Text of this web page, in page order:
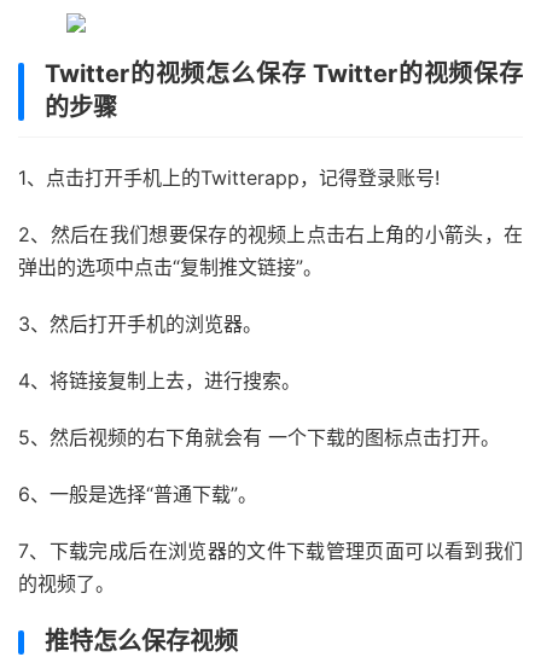
Twitter的视频怎么保存 Twitter的视频保存
的步骤
1、点击打开手机上的Twitterapp，记得登录账号!
2、然后在我们想要保存的视频上点击右上角的小箭头，在
弹出的选项中点击“复制推文链接”。
3、然后打开手机的浏览器。
4、将链接复制上去，进行搜索。
5、然后视频的右下角就会有 一个下载的图标点击打开。
6、一般是选择“普通下载”。
7、下载完成后在浏览器的文件下载管理页面可以看到我们
的视频了。
推特怎么保存视频